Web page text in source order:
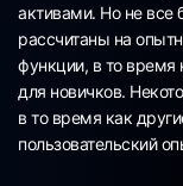
активами. Но не
рассчитаны на
функции, в то время
для новичков.
в то время как
пользовательский